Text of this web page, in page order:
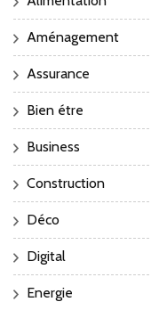
Aménagement
Assurance
Bien étre
Business
Construction
Déco
Digital
Energie